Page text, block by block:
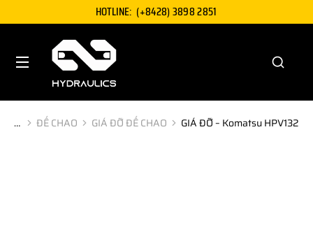
HOTLINE: (+8428) 3898 2851
You are here:
ĐẾ CHAO GIÁ ĐỠ ĐẾ CHAO GIÁ ĐỠ – Komatsu HPV132